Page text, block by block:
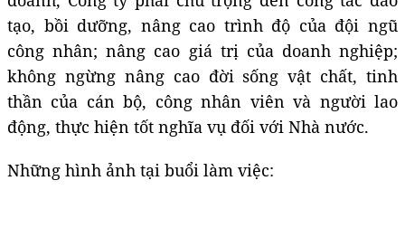
tạo, bồi dưỡng, nâng cao trình độ của đội ngũ
công nhân; nâng cao giá trị của doanh nghiệp;
không ngừng nâng cao đời sống vật chất, tinh
thần của cán bộ, công nhân viên và người lao
động, thực hiện tốt nghĩa vụ đối với Nhà nước.
Những hình ảnh tại buổi làm việc: